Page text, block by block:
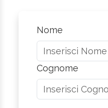
Nome
Cognome